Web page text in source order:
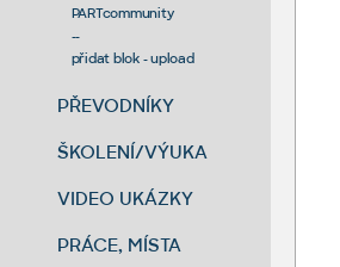
PARTcommunity
--
přidat blok - upload
PŘEVODNÍKY
ŠKOLENÍ/VÝUKA
VIDEO UKÁZKY
PRÁCE, MÍSTA